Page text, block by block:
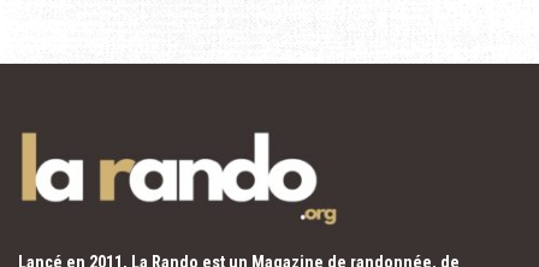
Lancé en 2011, La Rando est un Magazine de randonnée, de